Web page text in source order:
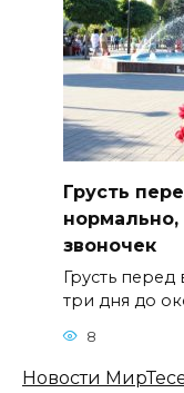
Грусть
звоночек
Грусть перед
три дня до
8
Новости